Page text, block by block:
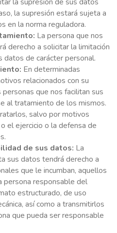
la supresión de sus datos
la supresión estará sujeta a
en la norma reguladora.
La persona que nos
derecho a solicitar la limitación
de carácter personal.
En determinadas
relacionados con su
que nos facilitan sus
al tratamiento de los mismos.
salvo por motivos
el ejercicio o la defensa de
de sus datos: La
sus datos tendrá derecho a
que le incumban, aquellos
persona responsable del
estructurado, de uso
así como a transmitirlos
que pueda ser responsable